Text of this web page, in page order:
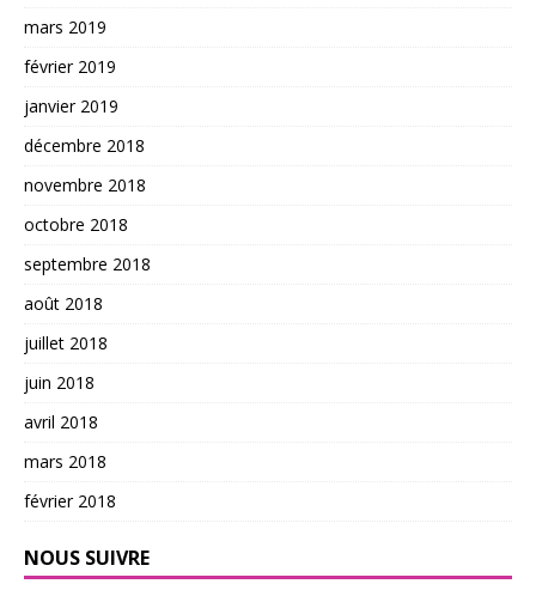
mars 2019
février 2019
janvier 2019
décembre 2018
novembre 2018
octobre 2018
septembre 2018
août 2018
juillet 2018
juin 2018
avril 2018
mars 2018
février 2018
NOUS SUIVRE